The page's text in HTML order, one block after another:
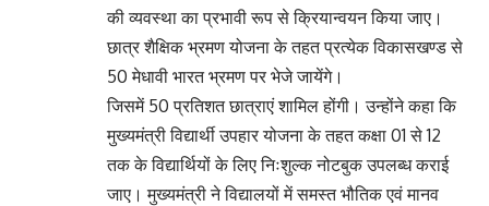
की व्यवस्था का प्रभावी रूप से क्रियान्वयन किया जाए।
छात्र शैक्षिक भ्रमण योजना के तहत प्रत्येक विकासखण्ड से
50 मेधावी भारत भ्रमण पर भेजे जायेंगे।
जिसमें 50 प्रतिशत छात्राएं शामिल होंगी। उन्होंने कहा कि
मुख्यमंत्री विद्यार्थी उपहार योजना के तहत कक्षा 01 से 12
तक के विद्यार्थियों के लिए निःशुल्क नोटबुक उपलब्ध कराई
जाए। मुख्यमंत्री ने विद्यालयों में समस्त भौतिक एवं मानव